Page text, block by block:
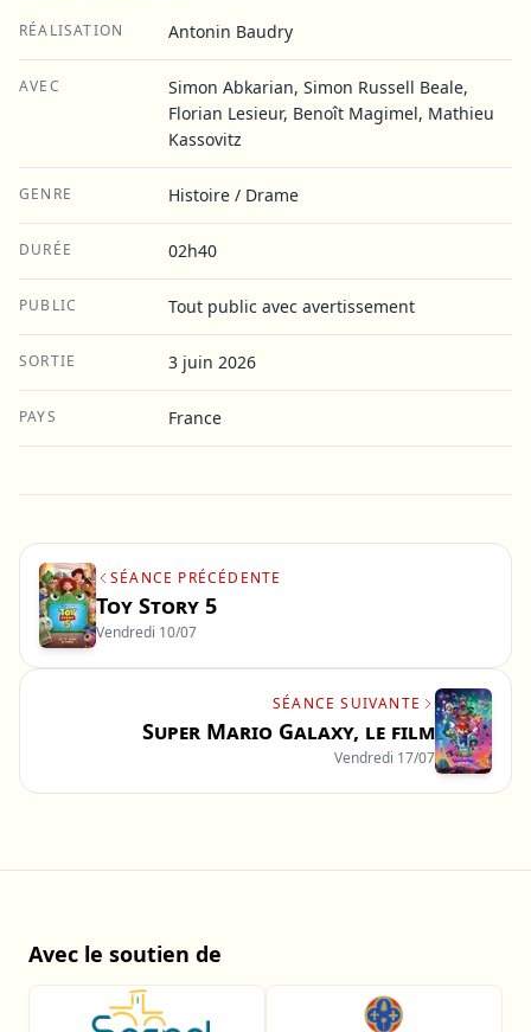
RÉALISATION Antonin Baudry
AVEC
Simon Abkarian, Simon Russell Beale,
Florian Lesieur, Benoît Magimel, Mathieu
Kassovitz
GENRE Histoire / Drame
DURÉE 02h40
PUBLIC Tout public avec avertissement
SORTIE 3 juin 2026
PAYS France
SÉANCE PRÉCÉDENTE
Toy Story 5
Vendredi 10/07
SÉANCE SUIVANTE
Super Mario Galaxy, le film
Vendredi 17/07
Avec le soutien de